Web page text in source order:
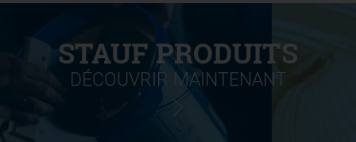
STAUF PRODUITS
DÉCOUVRIR MAINTENANT